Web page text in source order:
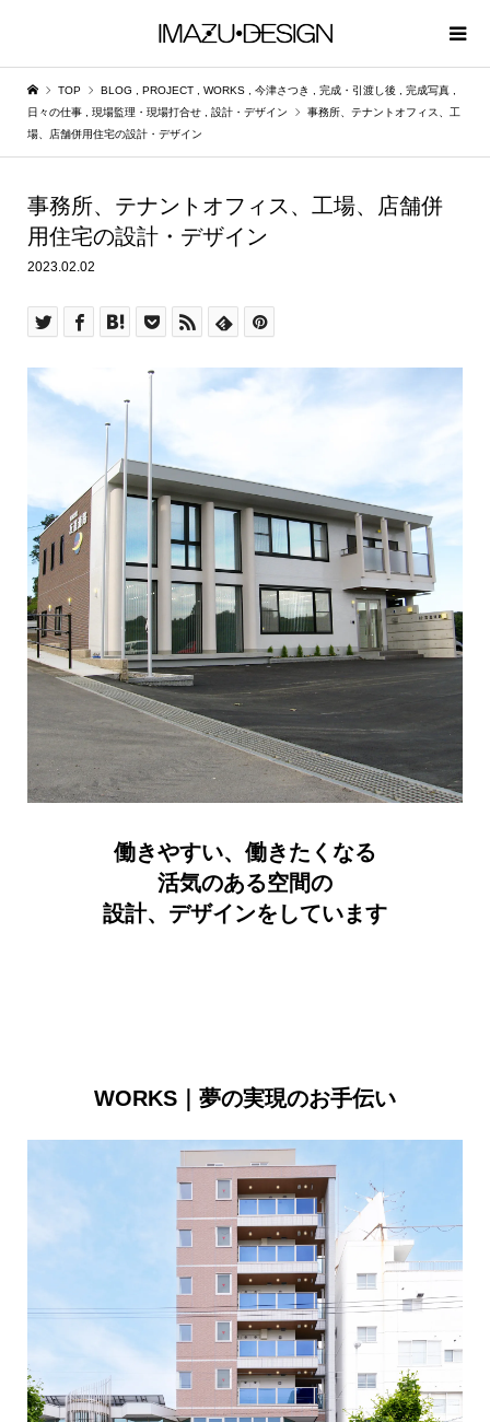
TOP BLOG PROJECT WORKS 今津さつき 完成・引渡し後 完成写真
日々の仕事
現場監理・現場打合せ 設計・デザイン
事務所、テナントオフィス、工
場、店舗併用住宅の設計・デザイン
事務所、テナントオフィス、工場、店舗併
用住宅の設計・デザイン
2023.02.02
働きやすい、働きたくなる
活気のある空間の
設計、デザインをしています
WORKS｜夢の実現のお手伝い